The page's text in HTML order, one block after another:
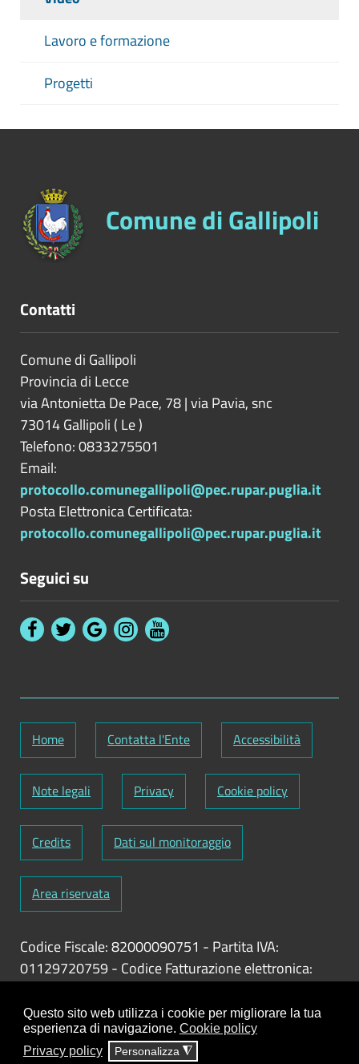
Questo sito web utilizza i cookie per migliorare la tua
esperienza di navigazione. Cookie policy
Privacy policy
Personalizza ◮
Lavoro e formazione
Progetti
Comune di Gallipoli
Contatti
Comune di Gallipoli
Provincia di Lecce
via Antonietta De Pace, 78 | via Pavia, snc
73014Gallipoli ( Le)
Telefono: 0833275501
Email:
protocollo.comunegallipoli@pec.rupar.puglia.it
Posta Elettronica Certificata:
protocollo.comunegallipoli@pec.rupar.puglia.it
Seguici su
Home Contatta l'Ente Accessibilità
Note legali Privacy Cookie policy
Credits Dati sul monitoraggio
Area riservata
Codice Fiscale: 82000090751 - Partita IVA:
01129720759- Codice Fatturazione elettronica:
Responsabile gestione sito e aggiornamento
contenuti:Antonio Scrimitore